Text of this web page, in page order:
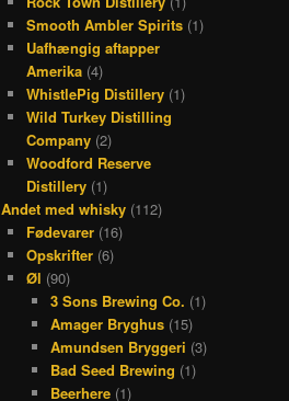
Smooth Ambler Spirits(1)
Uafhængig aftapper
Amerika(4)
WhistlePig Distillery(1)
Wild Turkey Distilling
Company(2)
Woodford Reserve
Distillery(1)
Andet med whisky (112)
Fødevarer(16)
Opskrifter(6)
Øl (90)
3 Sons Brewing Co. (1)
Amager Bryghus (15)
Amundsen Bryggeri (3)
Bad Seed Brewing (1)
Beerhere (1)